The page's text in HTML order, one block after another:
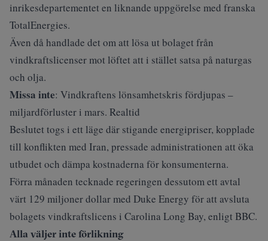
inrikesdepartementet en liknande uppgörelse med franska
TotalEnergies.
Även då handlade det om att lösa ut bolaget från
vindkraftslicenser mot löftet att i stället satsa på naturgas
och olja.
Missa inte: Vindkraftens lönsamhetskris fördjupas –
miljardförluster i mars. Realtid
Beslutet togs i ett läge där stigande energipriser, kopplade
till konflikten med Iran, pressade administrationen att öka
utbudet och dämpa kostnaderna för konsumenterna.
Förra månaden tecknade regeringen dessutom ett avtal
värt 129 miljoner dollar med Duke Energy för att avsluta
bolagets vindkraftslicens i Carolina Long Bay, enligt BBC.
Alla väljer inte förlikning